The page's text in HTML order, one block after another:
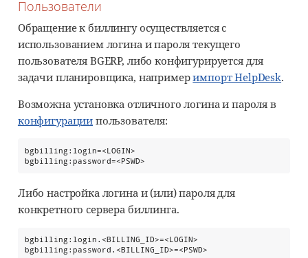
Пользователи
Обращение к биллингу осуществляется с
использованием логина и пароля текущего
пользователя BGERP, либо конфигурируется для
задачи планировщика, напримеримпорт HelpDesk.
Возможна установка отличного логина и пароля в
конфигурации пользователя:
bgbilling:login=<LOGIN>
bgbilling:password=<PSWD>
Либо настройка логина и (или) пароля для
конкретного сервера биллинга.
bgbilling:login.<BILLING_ID>=<LOGIN>
bgbilling:password.<BILLING_ID>=<PSWD>